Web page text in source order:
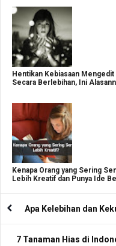
Hentikan Kebiasaan Mengedit
Secara Berlebihan, Ini
Kenapa Orang yang Sering
Lebih Kreatif dan Punya Ide
Apa Kelebihan dan
7 Tanaman Hias di